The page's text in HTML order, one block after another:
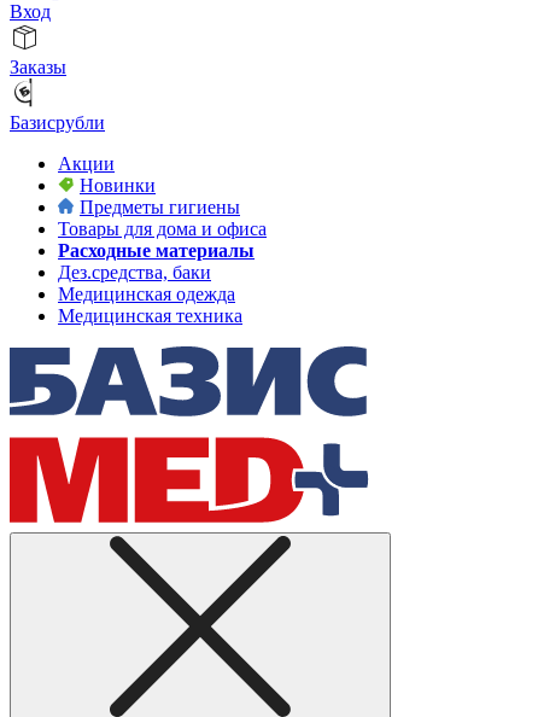
Вход
Заказы
Базисрубли
Акции
Новинки
Предметы гигиены
Товары для дома и офиса
Расходные материалы
Дез.средства, баки
Медицинская одежда
Медицинская техника